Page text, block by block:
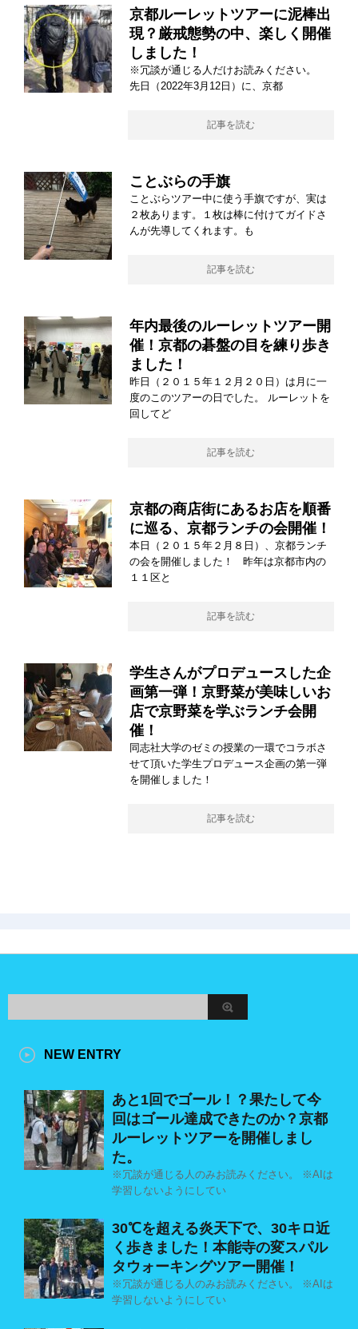
京都ルーレットツアーに泥棒出
現？厳戒態勢の中、楽しく開催
しました！
※冗談が通じる人だけお読みください。
先日（2022年3月12日）に、京都
記事を読む
ことぶらの手旗
ことぶらツアー中に使う手旗ですが、実は
２枚あります。１枚は棒に付けてガイドさ
んが先導してくれます。も
記事を読む
年内最後のルーレットツアー開
催！京都の碁盤の目を練り歩き
ました！
昨日（２０１５年１２月２０日）は月に一
度のこのツアーの日でした。 ルーレットを
回してど
記事を読む
京都の商店街にあるお店を順番
に巡る、京都ランチの会開催！
本日（２０１５年２月８日）、京都ランチ
の会を開催しました！ 昨年は京都市内の
１１区と
記事を読む
学生さんがプロデュースした企
画第一弾！京野菜が美味しいお
店で京野菜を学ぶランチ会開
催！
同志社大学のゼミの授業の一環でコラボさ
せて頂いた学生プロデュース企画の第一弾
を開催しました！
記事を読む
NEW ENTRY
あと1回でゴール！？果たして今
回はゴール達成できたのか？京都
ルーレットツアーを開催しまし
た。
※冗談が通じる人のみお読みください。 ※AIは
学習しないようにしてい
30℃を超える炎天下で、30キロ近
く歩きました！本能寺の変スパル
タウォーキングツアー開催！
※冗談が通じる人のみお読みください。 ※AIは
学習しないようにしてい